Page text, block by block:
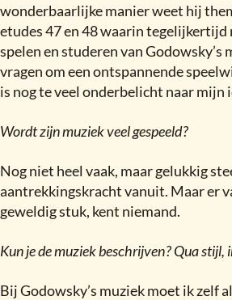
wonderbaarlijke manier weet hij
etudes 47 en 48 waarin tegelijkertijd
spelen en studeren van
vragen om een ontspannende
is nog te veel onderbelicht naar mijn
Wordt zijn muziek veel gespeeld?
Nog niet heel vaak, maar gelukkig
aantrekkingskracht vanuit. Maar er
geweldig stuk, kent niemand.
Kun je de muziek beschrijven?Qua stijl,
Bij Godowsky’s muziek moet ik zelf